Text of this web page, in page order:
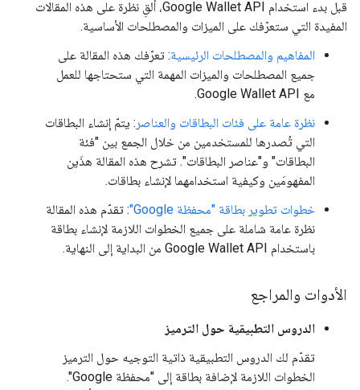
قبل بدء استخدام Google Wallet API، ألقِ نظرة على هذه المقالات
المفيدة التي ستعرّفك على الميزات والمصطلحات الأساسية.
المفاهيم والمصطلحات الرئيسية: تعرّفك هذه المقالة على
جميع المصطلحات والميزات المهمة التي ستحتاجها للعمل
مع Google Wallet API.
نظرة عامة على فئات البطاقات والعناصر : يتمّ إنشاء البطاقات
التي تُصدرها للمستخدمين من خلال الجمع بين "فئة
البطاقات" و"عناصر البطاقات". تشرح هذه المقالة هذَين
المفهومَين وكيفية استخدامهما لإنشاء بطاقات.
خطوات تطوير بطاقة "محفظة Google"
: تقدّم هذه المقالة
نظرة عامة شاملة على جميع الخطوات اللازمة لإنشاء بطاقة
باستخدام Google Wallet API من البداية إلى النهاية.
الأدوات والمراجع
الدروس التطبيقية حول الترميز
تقدّم لك الدروس التطبيقية ذاتية التوجيه حول الترميز
الخطوات اللازمة لإضافة بطاقة إلى "محفظة Google".